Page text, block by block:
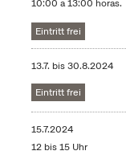
10:00 a 13:00 horas.
Eintritt frei
13.7. bis30.8.2024
Eintritt frei
15.7.2024
12 bis 15 Uhr